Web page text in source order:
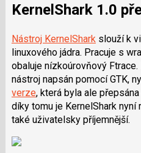
KernelShark 1.0
Nástroj KernelShark slouží k
linuxového jádra. Pracuje s
obaluje nízkoúrovňový
nástroj napsán pomocí GTK,
verze, která byla ale
díky tomu je KernelShark
také uživatelsky příjemnější.